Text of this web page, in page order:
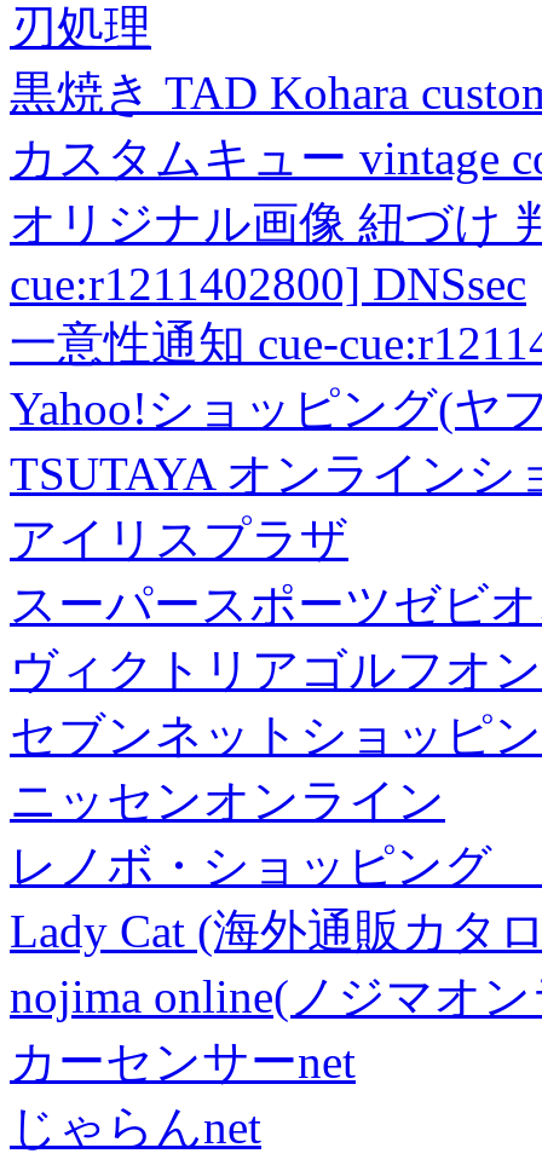
刃処理
黒焼き TAD Kohara
カスタムキュー vintage
オリジナル画像 紐づけ
cue:r1211402800] DNSsec
一意性通知 cue-
Yahoo!ショッピング(ヤ
TSUTAYA オンラインシ
アイリスプラザ
スーパースポーツゼビ
ヴィクトリアゴルフオ
セブンネットショッピ
ニッセンオンライン
レノボ・ショッピング
Lady Cat (海外通販カタ
nojima online(ノジマオ
カーセンサーnet
じゃらんnet